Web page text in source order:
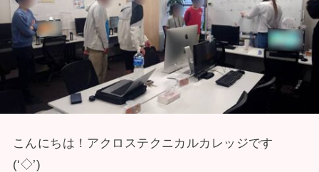
こんにちは！アクロステクニカルカレッジです
(‘◇’)ゞ